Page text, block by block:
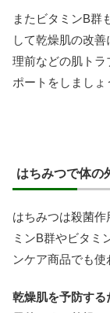
またビタミンB群
して乾燥肌の改
理前などの肌ト
ポートをしましょ
はちみつで体
はちみつは殺菌
ミンB群やビタミ
ンケア商品でも使
乾燥肌を予防す